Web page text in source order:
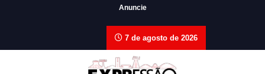
Anuncie
7 de agosto de 2026